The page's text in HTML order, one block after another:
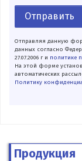
Отправить
Отправляя данную
данных согласно
27.07.2006 г и политике
На этой форме
автоматических
Политику
Продукция